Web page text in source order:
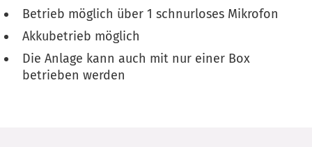
Betrieb möglich über 1 schnurloses Mikrofon
Akkubetrieb möglich
Die Anlage kann auch mit nur einer Box
betrieben werden